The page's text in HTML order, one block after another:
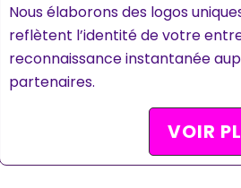
Nous élaborons des logos
reflètent l’identité de votre
reconnaissance instantanée
partenaires.
VOIR